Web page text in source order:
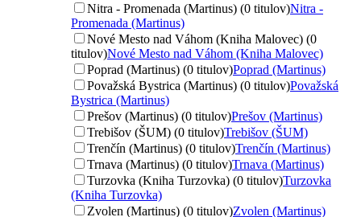
Nitra - Promenada (Martinus) (0 titulov)Nitra -
Promenada (Martinus)
Nové Mesto nad Váhom (Kniha Malovec) (0
titulov)Nové Mesto nad Váhom (Kniha Malovec)
Poprad (Martinus) (0 titulov)Poprad (Martinus)
Považská Bystrica (Martinus) (0 titulov)Považská
Bystrica (Martinus)
Prešov (Martinus) (0 titulov)Prešov (Martinus)
Trebišov (ŠUM) (0 titulov)Trebišov (ŠUM)
Trenčín (Martinus) (0 titulov)Trenčín (Martinus)
Trnava (Martinus) (0 titulov)Trnava (Martinus)
Turzovka (Kniha Turzovka) (0 titulov)Turzovka
(Kniha Turzovka)
Zvolen (Martinus) (0 titulov)Zvolen (Martinus)